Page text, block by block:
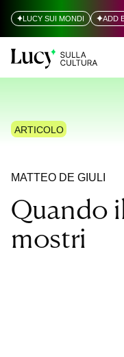
LUCY SUI MONDI ADD
ARTICOLO
MATTEO DE GIULI
Quando
mostri